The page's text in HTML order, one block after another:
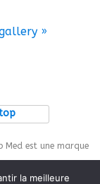
»
Med est une marque
la meilleure